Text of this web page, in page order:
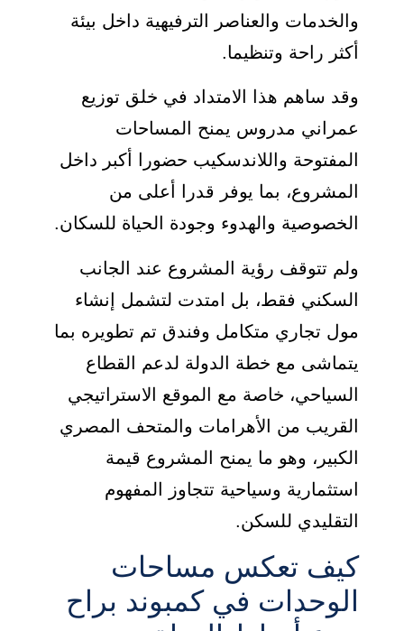
والخدمات والعناصر الترفيهية داخل بيئة
أكثر راحة وتنظيما.
وقد ساهم هذا الامتداد في خلق توزيع
عمراني مدروس يمنح المساحات
المفتوحة واللاندسكيب حضورا أكبر داخل
المشروع، بما يوفر قدرا أعلى من
الخصوصية والهدوء وجودة الحياة للسكان.
ولم تتوقف رؤية المشروع عند الجانب
السكني فقط، بل امتدت لتشمل إنشاء
مول تجاري متكامل وفندق تم تطويره بما
يتماشى مع خطة الدولة لدعم القطاع
السياحي، خاصة مع الموقع الاستراتيجي
القريب من الأهرامات والمتحف المصري
الكبير، وهو ما يمنح المشروع قيمة
استثمارية وسياحية تتجاوز المفهوم
التقليدي للسكن.
كيف تعكس مساحات
الوحدات في كمبوند براح